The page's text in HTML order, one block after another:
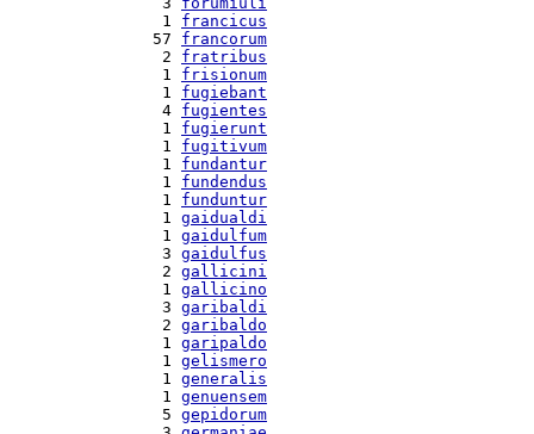
  1
francicus
57 francorum
  2
fratribus
  1
frisionum
  1
fugiebant
  4
fugientes
  1
fugierunt
  1
fugitivum
  1
fundantur
  1
fundendus
  1
funduntur
  1
gaidualdi
  1
gaidulfum
  3
gaidulfus
  2
gallicini
  1
gallicino
  3
garibaldi
  2
garibaldo
  1
garipaldo
  1
gelismero
  1
generalis
  1
genuensem
  5
gepidorum